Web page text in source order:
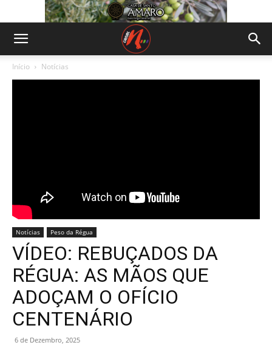
Início Notícias
Notícias Peso da Régua
VÍDEO: REBUÇADOS DA
RÉGUA: AS MÃOS QUE
ADOÇAM O OFÍCIO
CENTENÁRIO
6 de Dezembro, 2025